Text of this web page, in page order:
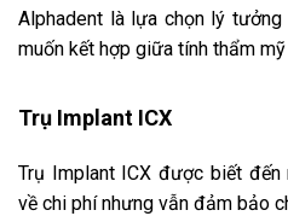
Alphadent là lựa chọn lý tưởng
muốn kết hợp giữa tính thẩm
Trụ Implant ICX
Trụ Implant ICX được biết
về chi phí nhưng vẫn đảm bảo